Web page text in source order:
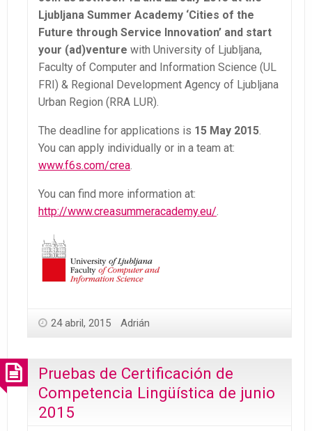
Ljubljana Summer Academy ‘Cities of the
Future through Service Innovation’ and start
your (ad)venture with University of Ljubljana,
Faculty of Computer and Information Science (UL
FRI) & Regional Development Agency of Ljubljana
Urban Region (RRA LUR).
The deadline for applications is 15 May 2015.
You can apply individually or in a team at:
www.f6s.com/crea.
You can find more information at:
http://www.creasummeracademy.eu/.
24 abril, 2015 Adrián
Pruebas de Certificación de
Competencia Lingüística de junio
2015